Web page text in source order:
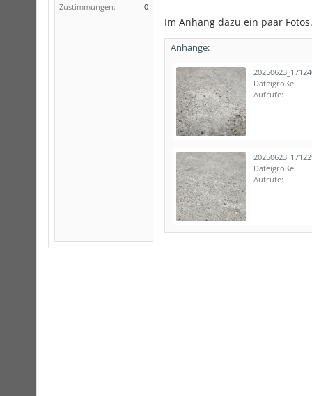
Zustimmungen: 0
Im Anhang dazu ein paar
Anhänge:
Dateigröße:
Aufrufe:
Dateigröße:
Aufrufe: